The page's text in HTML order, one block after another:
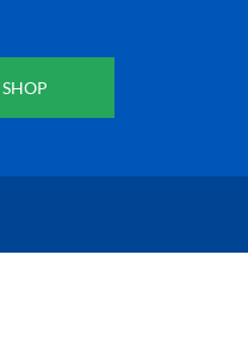
SHOP